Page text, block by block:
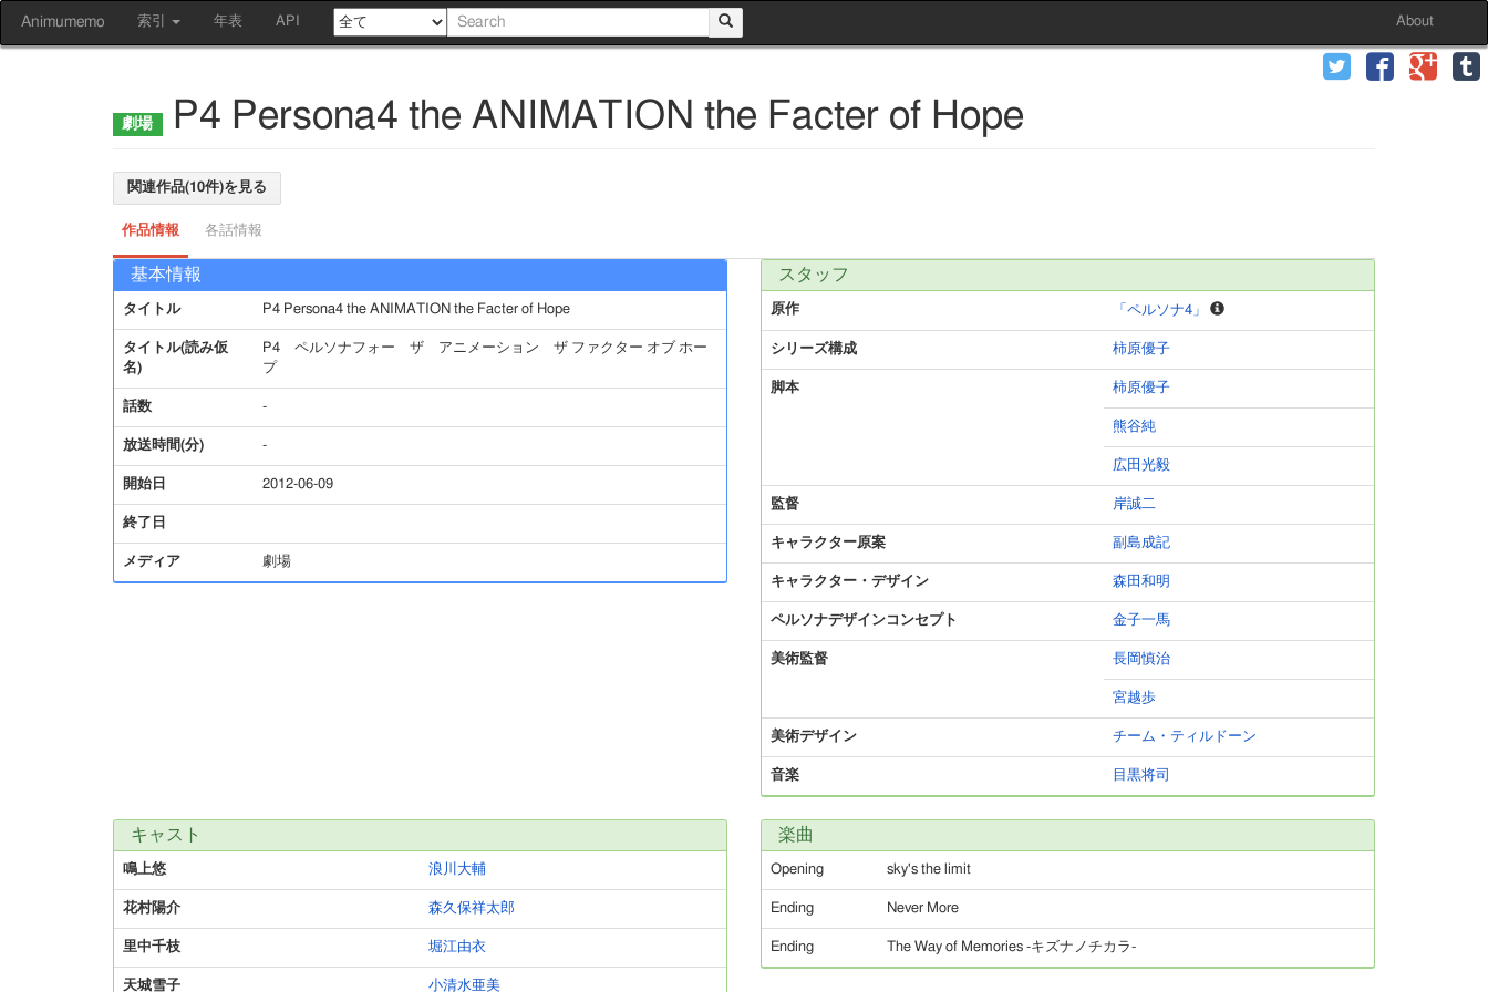
Animumemo 索引 年表 API About
P4 Persona4 the ANIMATION the Facter of Hope
関連作品(10件)を見る
作品情報 各話情報
基本情報
タイトル P4 Persona4 the ANIMATION the Facter of Hope
タイトル(読み仮
名)
P4 ペルソナフォー ザ アニメーション ザ ファクター オブ ホー
プ
話数 -
放送時間(分) -
開始日 2012-06-09
終了日
メディア 劇場
スタッフ
原作 「ペルソナ4」
シリーズ構成 柿原優子
脚本 柿原優子
熊谷純
広田光毅
監督 岸誠二
キャラクター原案 副島成記
キャラクター・デザイン 森田和明
ペルソナデザインコンセプト 金子一馬
美術監督 長岡慎治
宮越歩
美術デザイン チーム・ティルドーン
音楽 目黒将司
キャスト
鳴上悠 浪川大輔
花村陽介 森久保祥太郎
里中千枝 堀江由衣
天城雪子 小清水亜美
楽曲
Opening sky's the limit
Ending Never More
Ending The Way of Memories -キズナノチカラ-